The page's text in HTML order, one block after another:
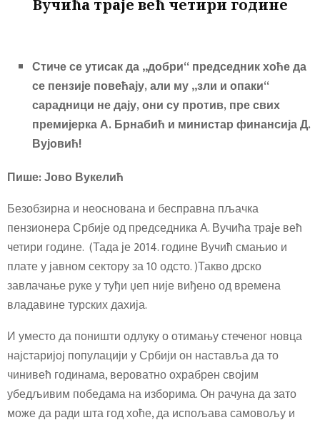
ok
Вучића трајe већ четири године
Стиче се утисак да „добри“ председник хоће да
се пензије повећају, али му „зли и опаки“
сарадници не дају, они су против, пре свих
премијерка А. Брнабић и министар финансија Д.
Вујовић!
Пише: Јово Вукелић
Безобзирна и неоснована и бесправна пљачка
пензионера Србије од председника А. Вучића трајe већ
четири године. (Тада је 2014. године Вучић смањио и
плате у јавном сектору за 10 одсто. )Такво дрско
завлачање руке у туђи џеп није виђено од времена
владавине турских дахија.
И уместо да поништи одлуку о отимању стеченог новца
најстаријој популацији у Србији он наставља да то
чинивећ годинама, вероватно охрабрен својим
убедљивим победама на изборима. Он рачуна да зато
може да ради шта год хоће, да испољава самовољу и